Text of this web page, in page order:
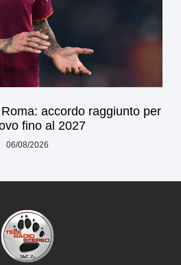
accordo raggiunto per
fino al 2027
06/08/2026